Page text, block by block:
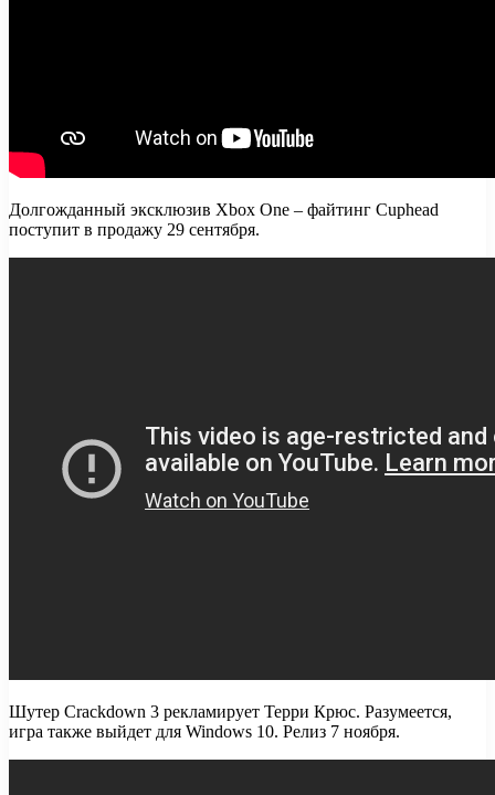
Долгожданный эксклюзив Xbox One – файтинг Cuphead
поступит в продажу 29 сентября.
Шутер Crackdown 3 рекламирует Терри Крюс. Разумеется,
игра также выйдет для Windows 10. Релиз 7 ноября.